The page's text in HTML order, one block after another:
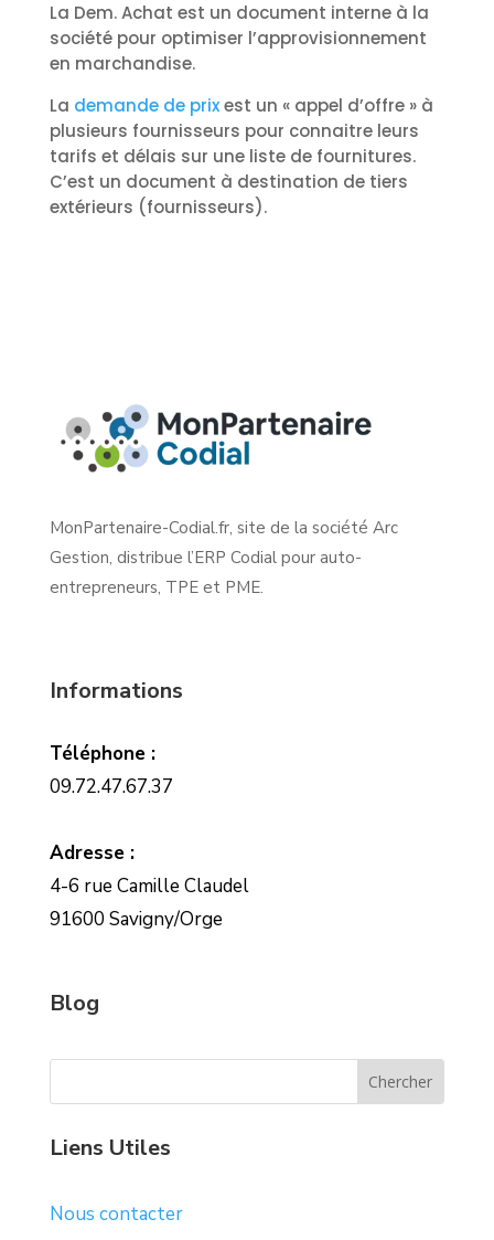
La Dem. Achat est un document interne à la
société pour optimiser l’approvisionnement
en marchandise.
La demande de prixest un « appel d’offre » à
plusieurs fournisseurs pour connaitre leurs
tarifs et délais sur une liste de fournitures.
C’est un document à destination de tiers
extérieurs (fournisseurs).
MonPartenaire-Codial.fr, site de la société Arc
Gestion, distribue l’ERP Codial pour auto-
entrepreneurs, TPE et PME.
Informations
Téléphone :
09.72.47.67.37
Adresse :
4-6 rue Camille Claudel
91600 Savigny/Orge
Blog
Liens Utiles
Nous contacter